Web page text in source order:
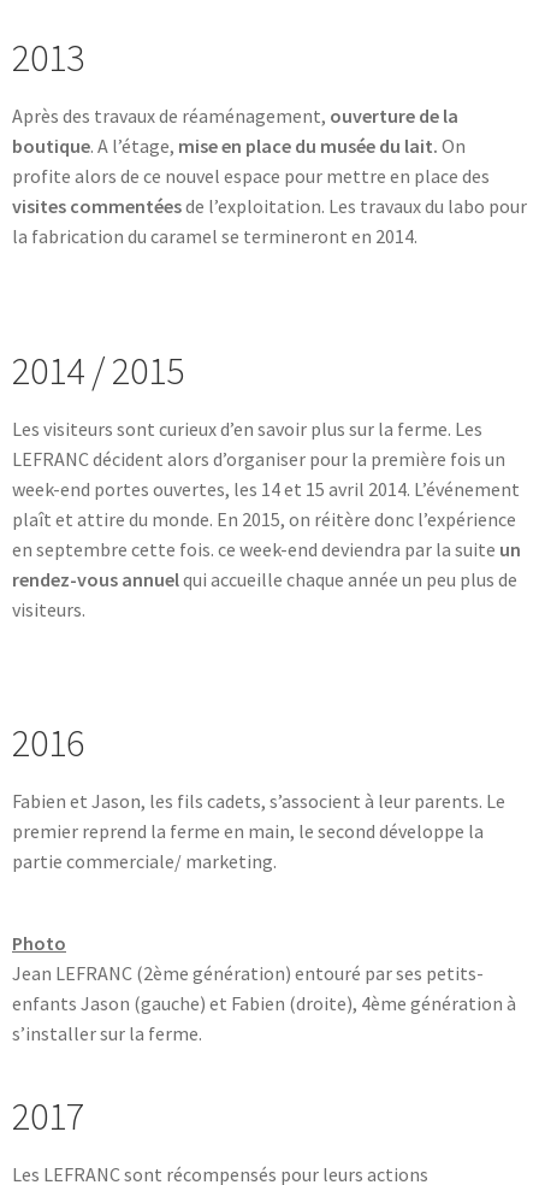
2013
Après des travaux de réaménagement, ouverture de la
boutique. A l’étage, mise en place du musée du lait. On
profite alors de ce nouvel espace pour mettre en place des
visites commentéesde l’exploitation. Les travaux du labo pour
la fabrication du caramel se termineront en 2014.
2014 / 2015
Les visiteurs sont curieux d’en savoir plus sur la ferme. Les
LEFRANC décident alors d’organiser pour la première fois un
week-end portes ouvertes, les 14 et 15 avril 2014. L’événement
plaît et attire du monde. En 2015, on réitère donc l’expérience
en septembre cette fois. ce week-end deviendra par la suite un
rendez-vous annuelqui accueille chaque année un peu plus de
visiteurs.
2016
Fabien et Jason, les fils cadets, s’associent à leur parents. Le
premier reprend la ferme en main, le second développe la
partie commerciale/ marketing.
Photo
Jean LEFRANC (2ème génération) entouré par ses petits-
enfants Jason (gauche) et Fabien (droite), 4ème génération à
s’installer sur la ferme.
2017
Les LEFRANC sont récompensés pour leurs actions